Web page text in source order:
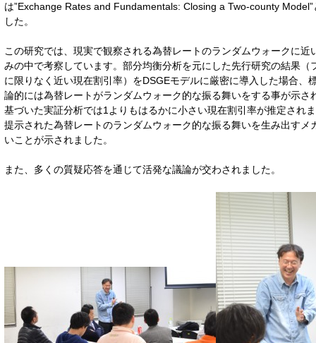
は”Exchange Rates and Fundamentals: Closing a Two-county
した。
この研究では、現実で観察される為替レートのランダムウォークに近
みの中で考察しています。部分均衡分析を元にした先行研究の結果（
に限りなく近い現在割引率）をDSGEモデルに厳密に導入した場合、
論的には為替レートがランダムウォーク的な振る舞いをする事が示さ
基づいた実証分析では1よりもはるかに小さい現在割引率が推定され
提示された為替レートのランダムウォーク的な振る舞いを生み出すメ
いことが示されました。
また、多くの質疑応答を通じて活発な議論が交わされました。